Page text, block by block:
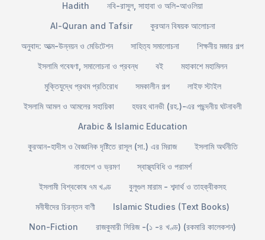
Hadith
নবি-রাসুল, সাহাবা ও অলি-আওলিয়া
Al-Quran and Tafsir
কুরআন বিষয়ক আলোচনা
অনুবাদ: আত্ম-উন্নয়ন ও মেডিটেশন
সাহিত্য সমালোচনা
শিক্ষনীয় মজার গল্প
ইসলামি গবেষণা, সমালোচনা ও প্রবন্ধ
বই
মহাকাশে মহামিলন
মুক্তিযুদ্ধে প্রথম প্রতিরোধ
সমকালীন গল্প
লাইফ স্টাইল
ইসলামি আমল ও আমলের সহায়িকা
হযরহ থানভী (রহ.)-এর পছন্দনীয় ঘটনাবলী
Arabic & Islamic Education
কুরআন-হাদীস ও বৈজ্ঞানিক দৃষ্টিতে রাসূল (সা.) এর মিরাজ
ইসলামি অর্থনীতি
নানাদেশ ও ভ্রমণ
স্বাস্থ্যবিধি ও পরামর্শ
ইসলামী বিশ্বকোষ ৭ম খণ্ড
বুলূগুল মারাম - শব্দার্থ ও তাহক্বীকসহ
মনীষীদের চিরন্তন বাণী
Islamic Studies (Text Books)
Non-Fiction
রাজকুমারী সিরিজ -(১ -৪ খণ্ড) (রকমারি কালেকশন)